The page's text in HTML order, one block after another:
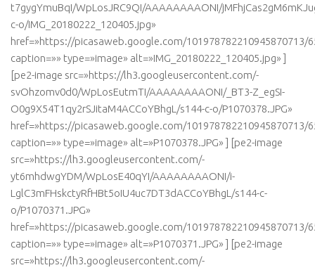
t7gygYmuBqI/WpLosJRC9QI/AAAAAAAAONI/
c-o/IMG_20180222_120405.jpg»
href=»https://picasaweb.google.com/101978782210945870713/
caption=»» type=»image» alt=»IMG_20180222_120405.jpg» ]
[pe2-image src=»https://lh3.googleusercontent.com/-
svOhzomv0d0/WpLosEutmTI/AAAAAAAAONI/_BT3-Z_egSI-
O0g9X54T1qy2rSJitaM4ACCoYBhgL/s144-c-o/P1070378.JPG»
href=»https://picasaweb.google.com/101978782210945870713/
caption=»» type=»image» alt=»P1070378.JPG» ] [pe2-image
src=»https://lh3.googleusercontent.com/-
yt6mhdwgYDM/WpLosE40qYI/AAAAAAAAONI/i-
LglC3mFHskctyRfHBt5oIU4uc7DT3dACCoYBhgL/s144-c-
o/P1070371.JPG»
href=»https://picasaweb.google.com/101978782210945870713/
caption=»» type=»image» alt=»P1070371.JPG» ] [pe2-image
src=»https://lh3.googleusercontent.com/-